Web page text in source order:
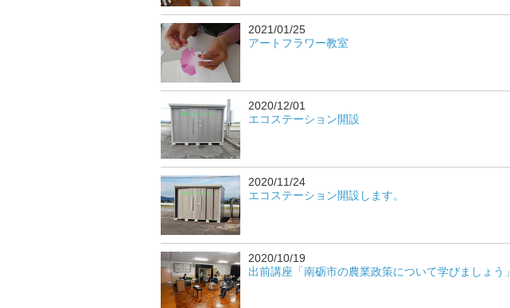
2021/01/25
アートフラワー教室
2020/12/01
エコステーション開設
2020/11/24
エコステーション開設します。
2020/10/19
出前講座「南砺市の農業政策について学びましょう」